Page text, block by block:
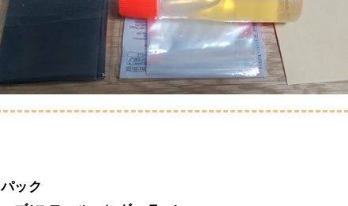
ック